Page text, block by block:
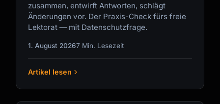
zusammen, entwirft Antworten, schlägt
Änderungen vor. Der Praxis-Check fürs freie
Lektorat — mit Datenschutzfrage.
1. August 20267 Min. Lesezeit
Artikel lesen